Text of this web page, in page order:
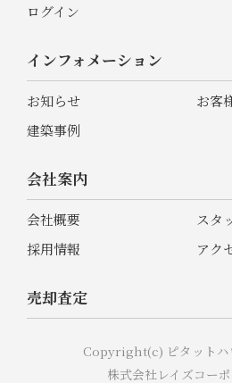
ログイン
インフォメーション
お知らせ
お客
建築事例
会社案内
会社概要
スタ
採用情報
アク
売却査定
Copyright(c) ピタットハ
株式会社レイズコー